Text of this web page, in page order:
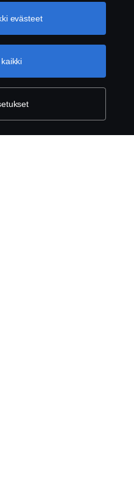
Klikkaamalla
kaikkien
yksityisyydestäsi
evästeet